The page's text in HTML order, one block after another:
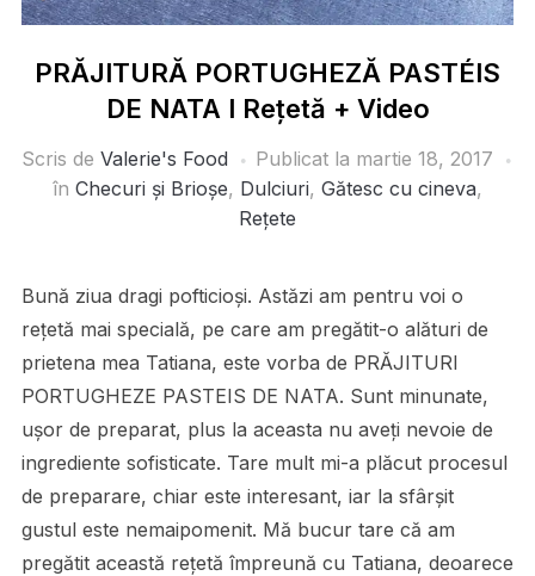
PRĂJITURĂ PORTUGHEZĂ PASTÉIS
DE NATA I Rețetă + Video
Scris de Valerie's Food Publicat la martie 18, 2017
în Checuri și Brioșe, Dulciuri, Gătesc cu cineva,
Rețete
Bună ziua dragi pofticioși. Astăzi am pentru voi o
rețetă mai specială, pe care am pregătit-o alături de
prietena mea Tatiana, este vorba de PRĂJITURI
PORTUGHEZE PASTEIS DE NATA. Sunt minunate,
ușor de preparat, plus la aceasta nu aveți nevoie de
ingrediente sofisticate. Tare mult mi-a plăcut procesul
de preparare, chiar este interesant, iar la sfârșit
gustul este nemaipomenit. Mă bucur tare că am
pregătit această rețetă împreună cu Tatiana, deoarece